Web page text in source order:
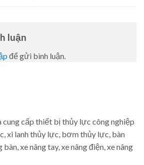
luận
để gửi bình luận.
cung cấp thiết bị thủy lực công nghiệp
xi lanh thủy lực, bơm thủy lực, bàn
xe nâng tay, xe nâng điện, xe nâng